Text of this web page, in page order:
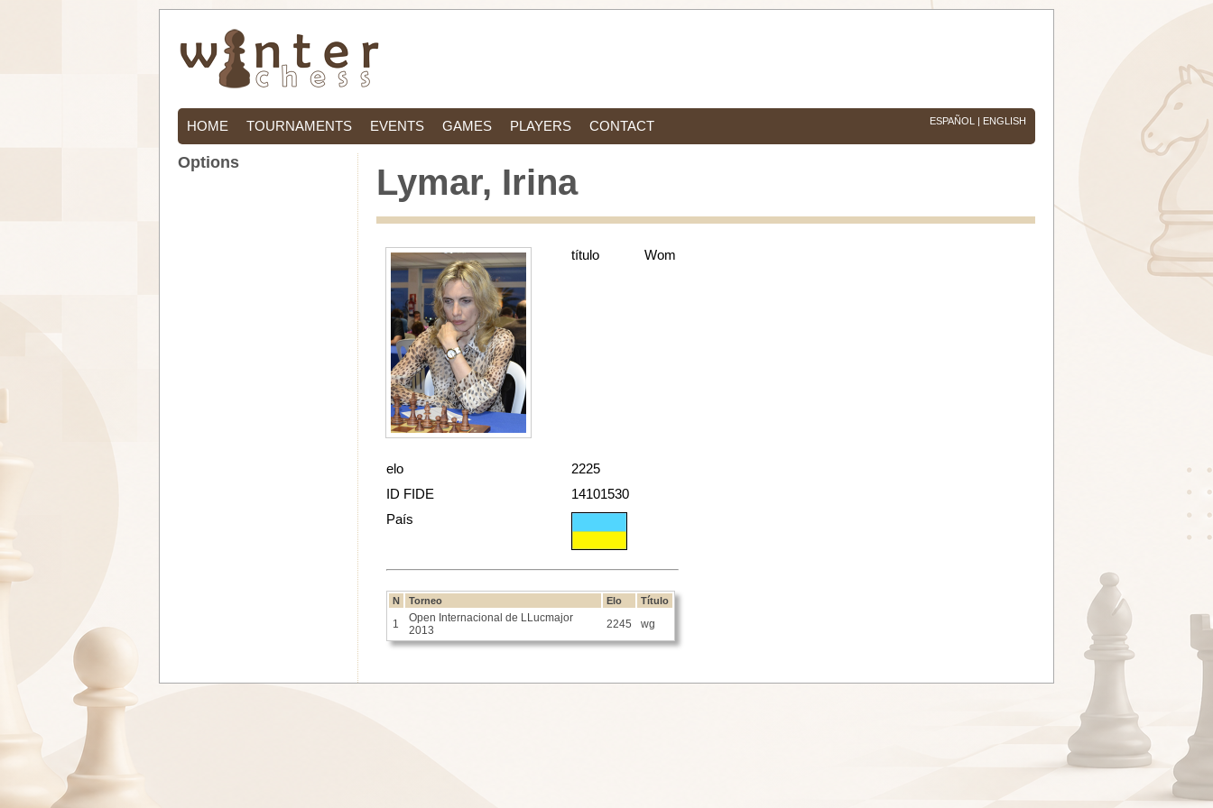
HOME TOURNAMENTS EVENTS GAMES PLAYERS CONTACT ESPAÑOL | ENGLISH
Lymar, Irina
título Wom
elo
2225
ID FIDE
14101530
País
N Torneo Elo Título
1
Open Internacional de LLucmajor
2013
2245 wg
Options